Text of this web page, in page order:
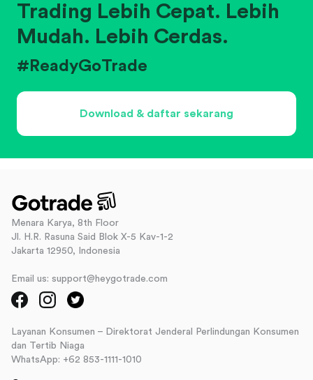
Trading Lebih Cepat. Lebih
Mudah. Lebih Cerdas.
#ReadyGoTrade
Download & daftar sekarang
Menara Karya, 8th Floor
Jl. H.R. Rasuna Said Blok X-5 Kav-1-2
Jakarta 12950, Indonesia
Email us: support@heygotrade.com
Layanan Konsumen – Direktorat Jenderal Perlindungan Konsumen
dan Tertib Niaga
WhatsApp: +62 853-1111-1010